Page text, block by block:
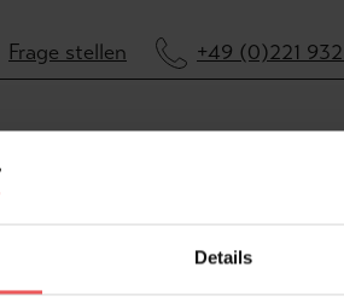
Details
Frage stellen +49 (0)221